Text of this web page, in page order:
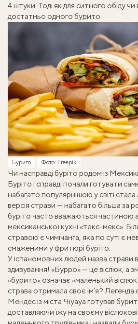
4 штуки. Тоді як для ситного обіду чи
достатньо одного бурито.
Бурито Фото: Freepik
Чи насправді буріто родом із
Буріто і справді почали готувати
набагато популярнішою у світі
версія страви — набагато більша за
буріто часто вважаються частиною
мексиканської кухні «текс-мекс».
стравою є чимічанга, яка по суті є
смаженими у фритюрі буріто.
У іспаномовних людей назва страви
здивування! «Бурро» — це віслюк, а
«бурито» означає «маленький
страва отримала своє ім’я? Легенда
Мендес із міста Чіуауа готував
доставляючи їжу на своєму